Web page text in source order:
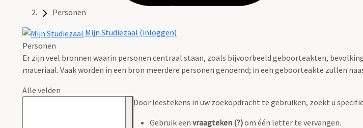
Personen
Mijn Studiezaal (inloggen)
Personen
Er zijn veel bronnen waarin personen centraal staan, zoals bijvoorbeeld geboorteakten,
materiaal. Vaak worden in een bron meerdere personen genoemd; in een geboorteakte zullen
Alle velden
Door leestekens in uw zoekopdracht te gebruiken, zoekt u
Gebruik een vraagteken (?)om één letter te vervangen.